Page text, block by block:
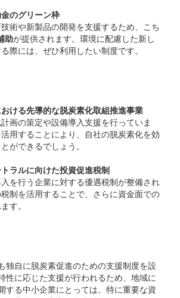
のグリーン枠
術や新製品の開発を支援するため、こち
助が提供されます。環境に配慮した新し
際には、ぜひ利用したい制度です。
ける先導的な脱炭素化取組推進事業
画の策定や設備導入支援を行っていま
用することにより、自社の脱炭素化を効
ができるでしょう。
ラルに向けた投資促進税制
を行う企業に対する優遇税制が整備され
制を活用することで、さらに資金面での
す。
独自に脱炭素促進のための支援制度を設
性に応じた支援が行われるため、地域に
する中小企業にとっては、特に重要な資